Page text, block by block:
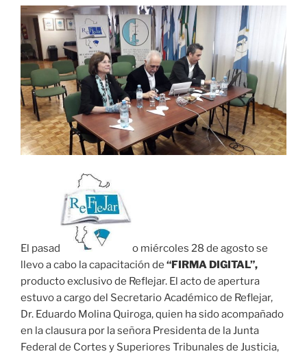
El pasad
o miércoles 28 de agosto se
llevo a cabo la capacitación de “FIRMA DIGITAL”,
producto exclusivo de Reflejar. El acto de apertura
estuvo a cargo del Secretario Académico de Reflejar,
Dr. Eduardo Molina Quiroga, quien ha sido acompañado
en la clausura por la señora Presidenta de la Junta
Federal de Cortes y Superiores Tribunales de Justicia,